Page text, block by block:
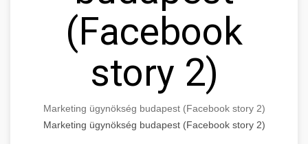
(Facebook
story 2)
Marketing ügynökség budapest (Facebook story 2)
Marketing ügynökség budapest (Facebook story 2)